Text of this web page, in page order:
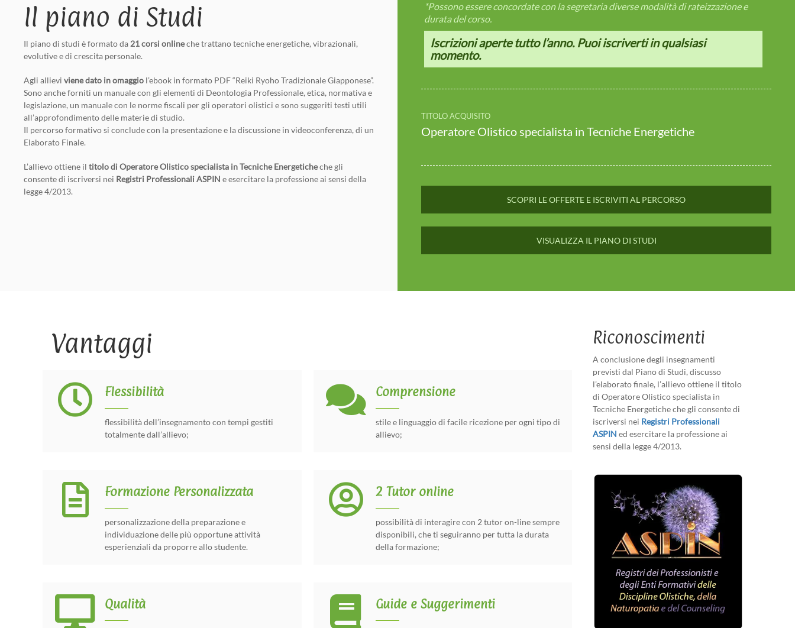
Il piano di Studi
Il piano di studi è formato da 21 corsi onlineche trattano tecniche energetiche, vibrazionali,
evolutive e di crescita personale.
Agli allievi viene dato in omaggio l’ebook in formato PDF “Reiki Ryoho Tradizionale Giapponese”.
Sono anche forniti un manuale con gli elementi di Deontologia Professionale, etica, normativa e
legislazione, un manuale con le norme fiscali per gli operatori olistici e sono suggeriti testi utili
all’approfondimento delle materie di studio.
Il percorso formativo si conclude con la presentazione e la discussione in videoconferenza, di un
Elaborato Finale.
L’allievo ottiene il titolo di Operatore Olistico specialista in Tecniche Energeticheche gli
consente di iscriversi nei Registri Professionali ASPIN e esercitare la professione ai sensi della
legge 4/2013.
*Possono essere concordate con la segretaria diverse modalità di rateizzazione e
durata del corso.
Iscrizioni aperte tutto l’anno. Puoi iscriverti in qualsiasi
momento.
TITOLO ACQUISITO
Operatore Olistico specialista in Tecniche Energetiche
SCOPRI LE OFFERTE E ISCRIVITI AL PERCORSO
VISUALIZZA IL PIANO DI STUDI
Vantaggi
Flessibilità
flessibilità dell’insegnamento con tempi gestiti
totalmente dall’allievo;
Comprensione
stile e linguaggio di facile ricezione per ogni tipo di
allievo;
Formazione Personalizzata
personalizzazione della preparazione e
individuazione delle più opportune attività
esperienziali da proporre allo studente.
2 Tutor online
possibilità di interagire con 2 tutor on-line sempre
disponibili, che ti seguiranno per tutta la durata
della formazione;
Qualità Guide e Suggerimenti
Riconoscimenti
A conclusione degli insegnamenti
previsti dal Piano di Studi, discusso
l’elaborato finale, l’allievo ottiene il titolo
di Operatore Olistico specialista in
Tecniche Energetiche che gli consente di
iscriversi nei Registri Professionali
ASPIN ed esercitare la professione ai
sensi della legge 4/2013.